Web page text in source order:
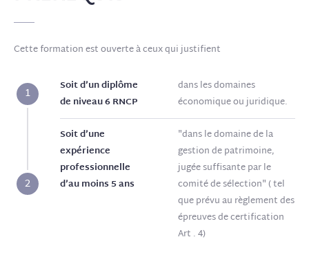
Cette formation est ouverte à ceux qui justifient
1
Soit d’un diplôme
de niveau 6 RNCP
dans les domaines
économique ou juridique.
2
Soit d’une
expérience
professionnelle
d’au moins 5 ans
"dans le domaine de la
gestion de patrimoine,
jugée suffisante par le
comité de sélection" ( tel
que prévu au règlement des
épreuves de certification
Art . 4)